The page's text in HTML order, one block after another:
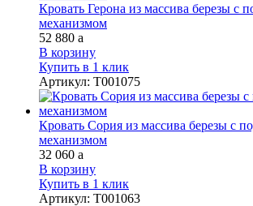
Кровать Герона из массива березы с
механизмом
52 880 a
В корзину
Купить в 1 клик
Артикул: Т001075
Кровать Сория из массива березы с
механизмом
32 060 a
В корзину
Купить в 1 клик
Артикул: Т001063